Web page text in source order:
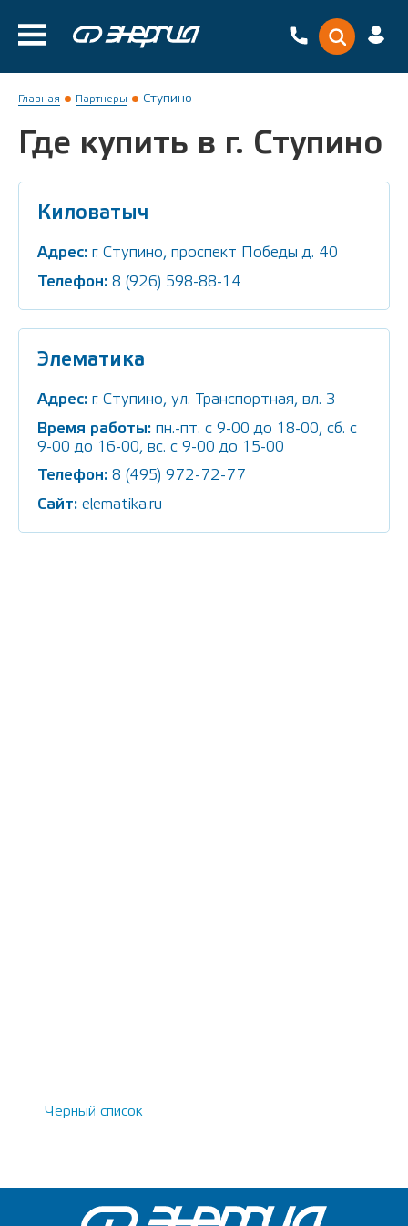
Главная Партнеры Ступино
Где купить в г. Ступино
Киловатыч
Адрес: г. Ступино, проспект Победы д. 40
Телефон: 8 (926) 598-88-14
Элематика
Адрес: г. Ступино, ул. Транспортная, вл. 3
Время работы: пн.-пт. c 9-00 до 18-00, сб. с
9-00 до 16-00, вс. с 9-00 до 15-00
Телефон: 8 (495) 972-72-77
Сайт: elematika.ru
Черный список